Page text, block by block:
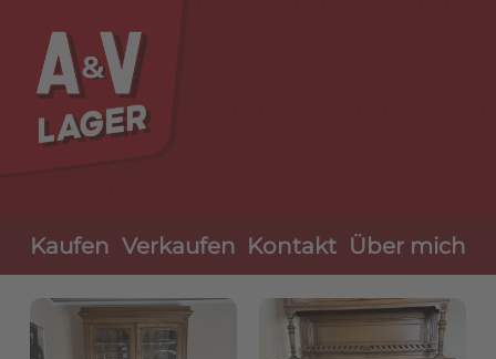
Navigation
Kaufen Verkaufen Kontakt Über mich